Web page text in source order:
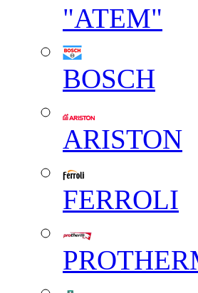
"АТЕМ"
BOSCH
ARISTON
FERROLI